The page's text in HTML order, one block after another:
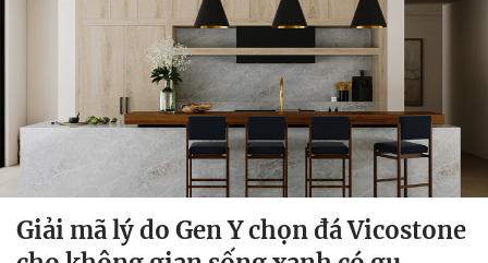
Giải mã lý do Gen Y chọn đá Vicostone